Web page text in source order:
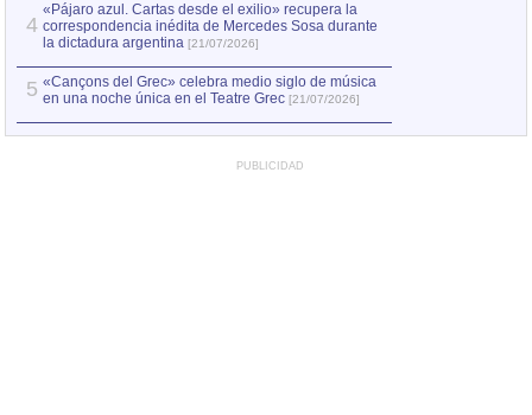
4
«Pájaro azul. Cartas desde el exilio» recupera la
correspondencia inédita de Mercedes Sosa durante
la dictadura argentina [21/07/2026]
5 «Cançons del Grec» celebra medio siglo de música
en una noche única en el Teatre Grec [21/07/2026]
PUBLICIDAD